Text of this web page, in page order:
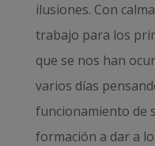
ilusiones. Con
trabajo para los
que se nos han
varios días
funcionamiento de
formación a dar a